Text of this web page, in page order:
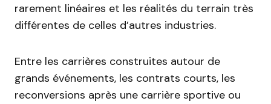
rarement linéaires et les réalités du terrain très
différentes de celles d’autres industries.
Entre les carrières construites autour de
grands événements, les contrats courts, les
reconversions après une carrière sportive ou